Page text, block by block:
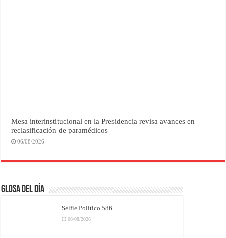
Mesa interinstitucional en la Presidencia revisa avances en
reclasificación de paramédicos
06/08/2026
Glosa del Día
Selfie Político 586
06/08/2026